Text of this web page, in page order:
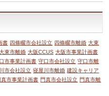
書 四條畷市会社設立 四條畷市離婚 大東
東市離婚 大阪CCUS 大阪市事業計画書
市事業計画書 守口市会社設立 守口市離
市会社設立 寝屋川市離婚 建設キャリア
真市事業計画書 門真市会社設立 門真市離